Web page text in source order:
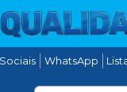
WhatsApp